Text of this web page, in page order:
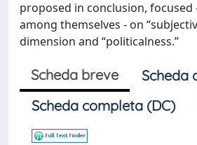
proposed in conclusion, focused
among themselves - on
dimension and “politicalness.”
Scheda breve
Scheda
Scheda completa (DC)